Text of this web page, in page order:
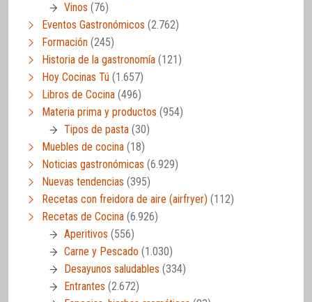
Vinos (76)
Eventos Gastronómicos (2.762)
Formación (245)
Historia de la gastronomía (121)
Hoy Cocinas Tú (1.657)
Libros de Cocina (496)
Materia prima y productos (954)
Tipos de pasta (30)
Muebles de cocina (18)
Noticias gastronómicas (6.929)
Nuevas tendencias (395)
Recetas con freidora de aire (airfryer) (112)
Recetas de Cocina (6.926)
Aperitivos (556)
Carne y Pescado (1.030)
Desayunos saludables (334)
Entrantes (2.672)